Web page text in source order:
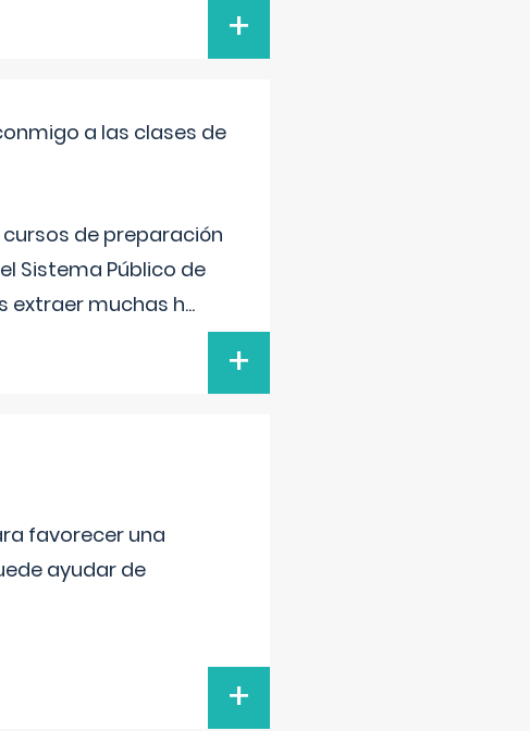
+
a las clases de
de preparación
Sistema Público de
extraer muchas h...
+
favorecer una
ayudar de
+